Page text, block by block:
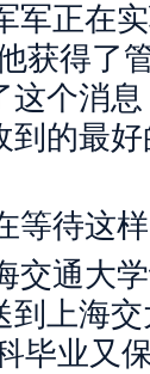
军正在
获得了
这个消
的最
等待这
交通大
到上海
毕业又